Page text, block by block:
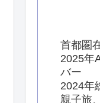
首都圏
2025年
バー
2024年
親子旅